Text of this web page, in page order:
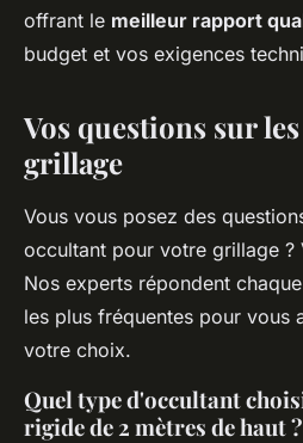
offrant le meilleur rapport
budget et vos exigences
Vos questions sur
grillage
Vous vous posez des
occultant pour votre grillage ?
Nos experts répondent
les plus fréquentes pour vous
votre choix.
Quel type d'occultant
rigide de 2 mètres de haut ?